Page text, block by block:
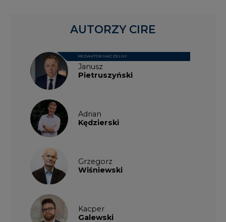
Janusz
Pietruszyński
REDAKTOR NACZELNY
Adrian
Kędzierski
Grzegorz
Wiśniewski
Kacper
Galewski
AUTORZY CIRE